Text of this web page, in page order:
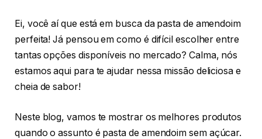
Ei, você aí que está em busca da pasta de amendoim
perfeita! Já pensou em como é difícil escolher entre
tantas opções disponíveis no mercado? Calma, nós
estamos aqui para te ajudar nessa missão deliciosa e
cheia de sabor!
Neste blog, vamos te mostrar os melhores produtos
quando o assunto é pasta de amendoim sem açúcar.